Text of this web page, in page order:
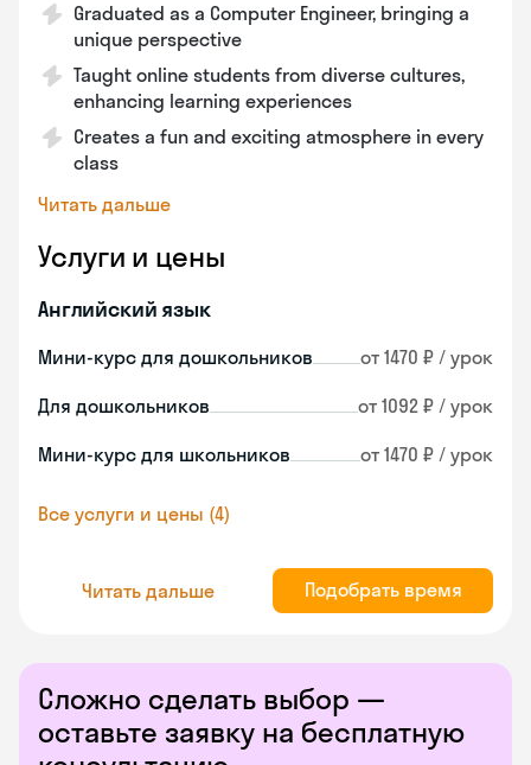
Graduated as a Computer Engineer, bringing a
unique perspective
Taught online students from diverse cultures,
enhancing learning experiences
Creates a fun and exciting atmosphere in every
class
Читать дальше
Услуги и цены
Английский язык
Мини-курс для дошкольников от 1470 ₽ / урок
Для дошкольников от 1092 ₽ / урок
Мини-курс для школьников от 1470 ₽ / урок
Все услуги и цены (4)
Читать дальше Подобрать время
Сложно сделать выбор —
оставьте заявку на бесплатную